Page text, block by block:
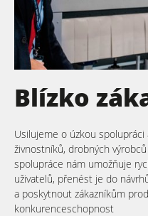
Blízko
Usilujeme o úzkou
živnostníků, drobných
spolupráce nám umožňuje
uživatelů, přenést je do
a poskytnout zákazníkům
konkurenceschopnost